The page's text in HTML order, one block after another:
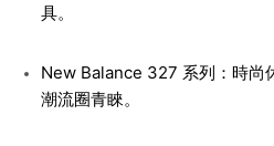
具。
New Balance 327 系列 ：時
潮流圈青睞。